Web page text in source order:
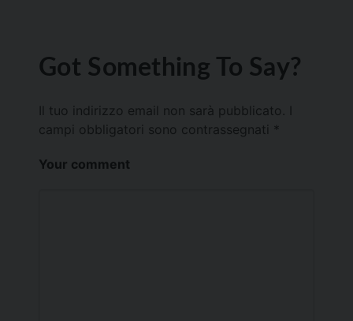
Got Something To Say?
Il tuo indirizzo email non sarà pubblicato.
campi obbligatori sono contrassegnati *
Your comment